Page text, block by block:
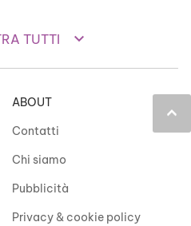
TUTTI keyboard_arrow_down
keyboard_arrow_up
ABOUT
Contatti
Chi siamo
Pubblicità
Privacy & cookie policy